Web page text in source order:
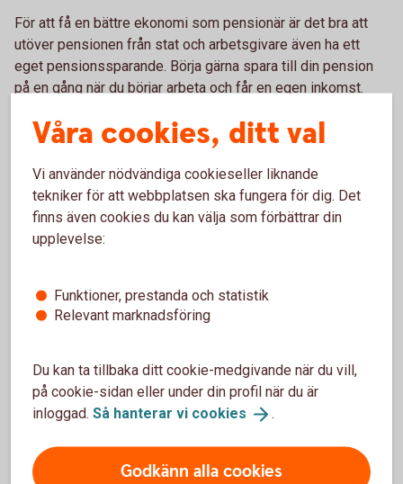
För att få en bättre ekonomi som pensionär är det bra att
utöver pensionen från stat och arbetsgivare även ha ett
eget pensionssparande. Börja gärna spara till din pension
på en gång när du börjar arbeta och får en egen inkomst.
– Ju tidigare du börjar spara till din pension, desto lägre
belopp kan du spara varje månad. Och även mindre belopp
växer sig större över tid, säger Madelén.
Ett bra riktmärke kan vara att börja att spara 500 kronor per
månad, och öka till runt 1 000 kronor per månad vid 35 års
ålder och 2 000 kronor per månad vid 45 års ålder. Börjar du
Pension
Läs mer om olika områden inom pension.
Pension - merinformation
Våra cookies, ditt val
Vi använder nödvändiga cookieseller liknande
tekniker för att webbplatsen ska fungera för dig. Det
finns även cookies du kan välja som förbättrar din
upplevelse:
Funktioner, prestanda och statistik
Relevant marknadsföring
Du kan ta tillbaka ditt cookie-medgivande när du vill,
på cookie-sidan eller under din profil när du är
inloggad. Så hanterar vi cookies .
Godkänn alla cookies